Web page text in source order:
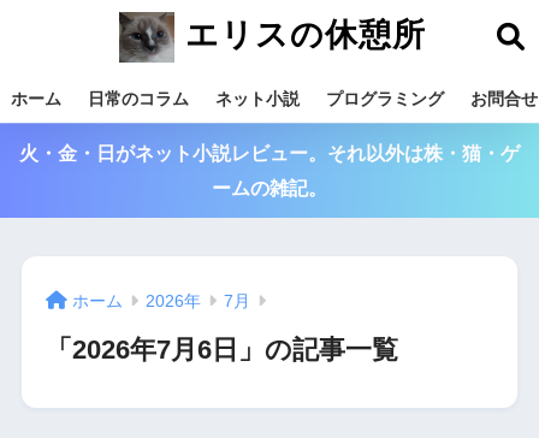
エリスの休憩所
ホーム 日常のコラム ネット小説 プログラミング お問合せ
火・金・日がネット小説レビュー。それ以外は株・猫・ゲ
ームの雑記。
ホーム 2026年 7月
「2026年7月6日」の記事一覧